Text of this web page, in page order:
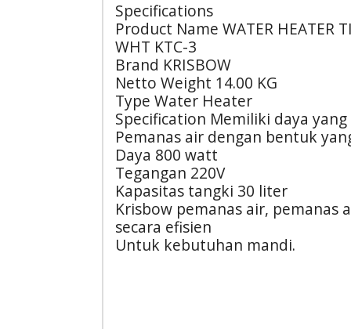
Specifications
Product Name WATER HEATER
WHT KTC-3
Brand KRISBOW
Netto Weight 14.00 KG
Type Water Heater
Specification Memiliki daya
Pemanas air dengan bentuk
Daya 800 watt
Tegangan 220V
Kapasitas tangki 30 liter
Krisbow pemanas air, pemanas
secara efisien
Untuk kebutuhan mandi.